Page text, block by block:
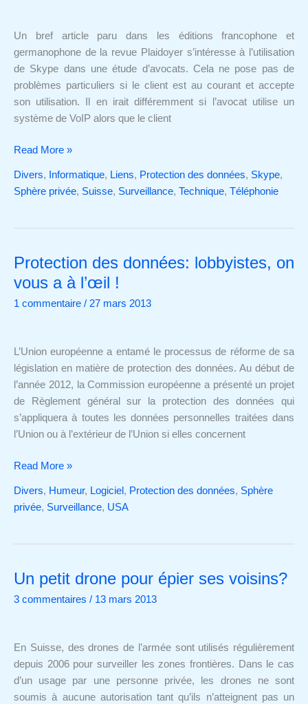
Un bref article paru dans les éditions francophone et
germanophone de la revue Plaidoyer s’intéresse à l’utilisation
de Skype dans une étude d’avocats. Cela ne pose pas de
problèmes particuliers si le client est au courant et accepte
son utilisation. Il en irait différemment si l’avocat utilise un
système de VoIP alors que le client
d’avocats
Read More »
Divers, Informatique, Liens, Protection des données, Skype,
Sphère privée, Suisse, Surveillance, Technique, Téléphonie
Protection des données: lobbyistes, on
vous a à l’œil !
1 commentaire / 27 mars 2013
L’Union européenne a entamé le processus de réforme de sa
législation en matière de protection des données. Au début de
l’année 2012, la Commission européenne a présenté un projet
de Règlement général sur la protection des données qui
s’appliquera à toutes les données personnelles traitées dans
l’Union ou à l’extérieur de l’Union si elles concernent
Protection
des
lobbyistes,
Read More »
Divers, Humeur, Logiciel , Protection des données, Sphère
privée, Surveillance, USA
Un petit drone pour épier ses voisins?
3 commentaires / 13 mars 2013
En Suisse, des drones de l’armée sont utilisés régulièrement
depuis 2006 pour surveiller les zones frontières. Dans le cas
d’un usage par une personne privée, les drones ne sont
soumis à aucune autorisation tant qu’ils n’atteignent pas un
petit
épier
ses
voisins?